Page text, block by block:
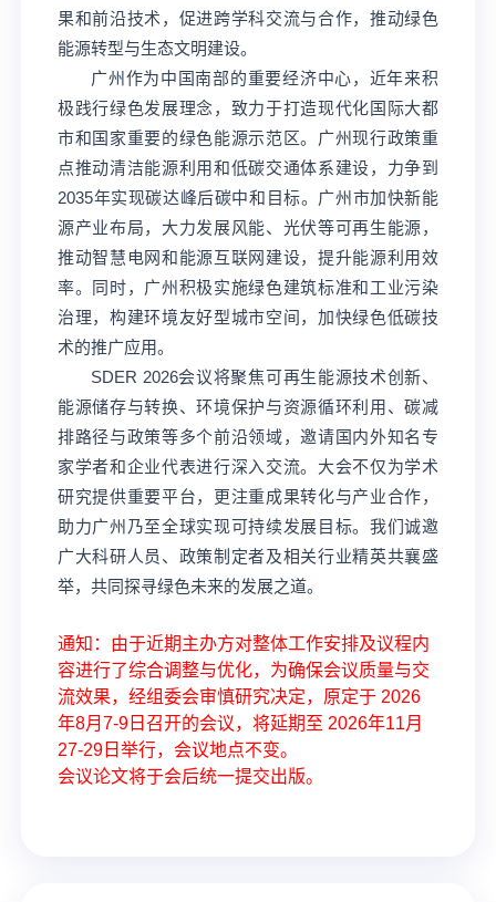
果和前沿技术，促进跨学科交流与合作，推动绿色
能源转型与生态文明建设。
广州作为中国南部的重要经济中心，近年来积
极践行绿色发展理念，致力于打造现代化国际大都
市和国家重要的绿色能源示范区。广州现行政策重
点推动清洁能源利用和低碳交通体系建设，力争到
2035年实现碳达峰后碳中和目标。广州市加快新能
源产业布局，大力发展风能、光伏等可再生能源，
推动智慧电网和能源互联网建设，提升能源利用效
率。同时，广州积极实施绿色建筑标准和工业污染
治理，构建环境友好型城市空间，加快绿色低碳技
术的推广应用。
SDER 2026会议将聚焦可再生能源技术创新、
能源储存与转换、环境保护与资源循环利用、碳减
排路径与政策等多个前沿领域，邀请国内外知名专
家学者和企业代表进行深入交流。大会不仅为学术
研究提供重要平台，更注重成果转化与产业合作，
助力广州乃至全球实现可持续发展目标。我们诚邀
广大科研人员、政策制定者及相关行业精英共襄盛
举，共同探寻绿色未来的发展之道。
通知：由于近期主办方对整体工作安排及议程内
容进行了综合调整与优化，为确保会议质量与交
流效果，经组委会审慎研究决定，原定于 2026
年8月7-9日召开的会议，将延期至 2026年11月
27-29日举行，会议地点不变。
会议论文将于会后统一提交出版。